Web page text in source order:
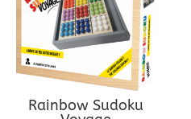
Rainbow Sudoku